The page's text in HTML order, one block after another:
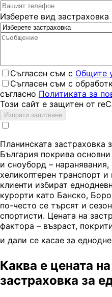
Изберете вид застраховка
Съгласен съм с Общите
Съгласен съм с
съгласно Политиката за
Този сайт е защитен от
Изпрати запитване
Планинската застраховка
България покрива
и сноуборд –
хеликоптерен транспорт
клиенти избират
курорти като Банско,
по-често се търсят и
спортисти. Цената на
фактора – възраст,
и дали се касае за
Каква е цената
застраховка за